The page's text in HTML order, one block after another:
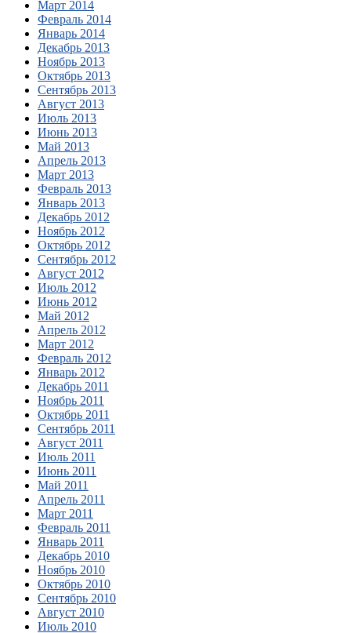
Март 2014
Февраль 2014
Январь 2014
Декабрь 2013
Ноябрь 2013
Октябрь 2013
Сентябрь 2013
Август 2013
Июль 2013
Июнь 2013
Май 2013
Апрель 2013
Март 2013
Февраль 2013
Январь 2013
Декабрь 2012
Ноябрь 2012
Октябрь 2012
Сентябрь 2012
Август 2012
Июль 2012
Июнь 2012
Май 2012
Апрель 2012
Март 2012
Февраль 2012
Январь 2012
Декабрь 2011
Ноябрь 2011
Октябрь 2011
Сентябрь 2011
Август 2011
Июль 2011
Июнь 2011
Май 2011
Апрель 2011
Март 2011
Февраль 2011
Январь 2011
Декабрь 2010
Ноябрь 2010
Октябрь 2010
Сентябрь 2010
Август 2010
Июль 2010